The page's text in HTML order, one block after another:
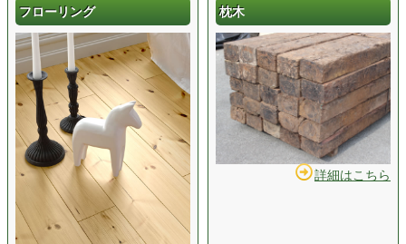
フローリング 枕木
詳細はこちら